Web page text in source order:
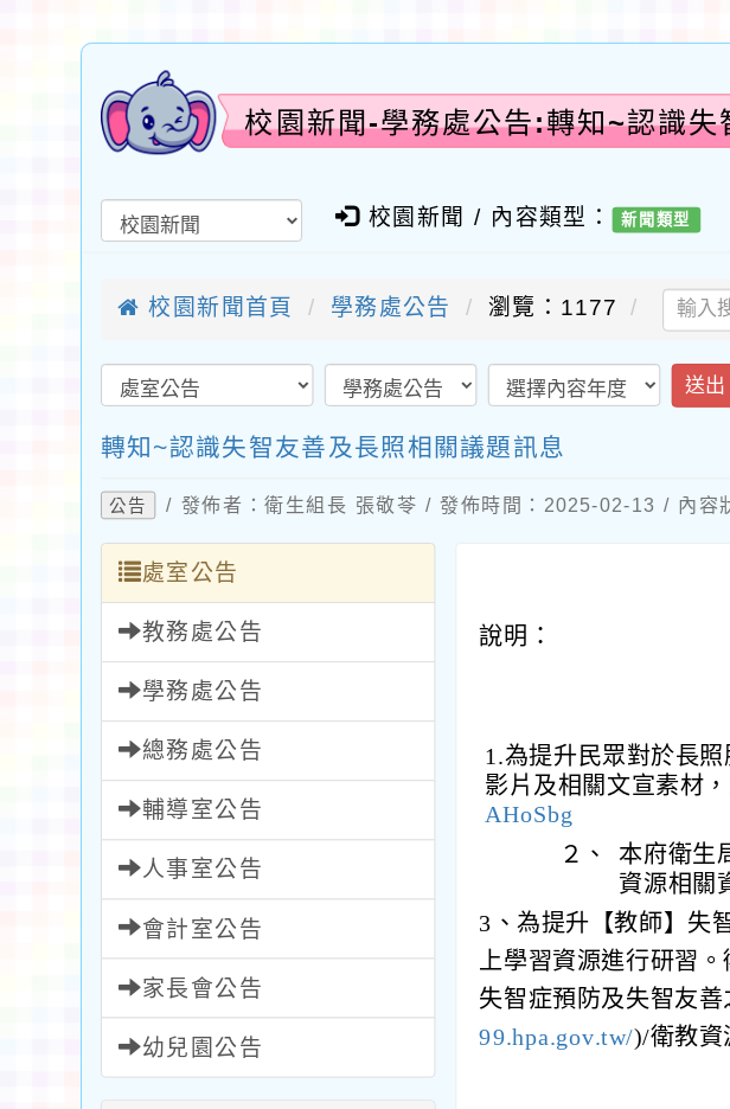
校園新聞-學務處公告:轉知~認識
校園新聞 / 內容類型： 新聞類型
校園新聞首頁 學務處公告 瀏覽：1177
送出
轉知~認識失智友善及長照相關議題訊息
公告 / 發佈者：衛生組長 張敬苓 / 發佈時間：2025-02-13 / 內容
處室公告
教務處公告
學務處公告
總務處公告
輔導室公告
人事室公告
會計室公告
家長會公告
幼兒園公告
說明：
1.為提升民眾對於長
影片及相關文宣素材
AHoSbg
２、
本府衛生
資源相關
3、為提升【教師】失
上學習資源進行研習
失智症預防及失智友
99.hpa.gov.tw/)/衛教資